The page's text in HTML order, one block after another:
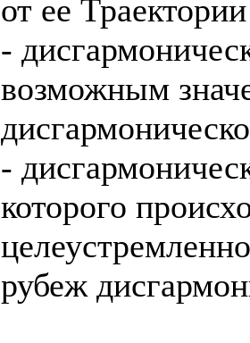
от ее
-
возможным
-
которого
рубеж